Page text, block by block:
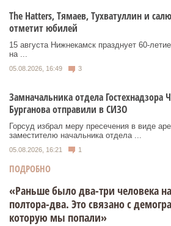
Тhe Нatters, Тямаев, Тухватуллин и
отметит юбилей
15 августа Нижнекамск празднует
на ...
05.08.2026, 16:49 3
Замначальника отдела Гостехнадзора
Бурганова отправили в СИЗО
Горсуд избрал меру пресечения в виде
заместителю начальника отдела ...
05.08.2026, 16:21 1
ПОДРОБНО
«Раньше было два-три человека
полтора-два. Это связано с
которую мы попали»